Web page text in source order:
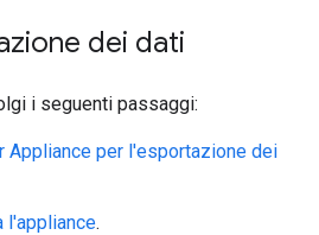
dei dati
i seguenti passaggi:
Appliance per l'esportazione dei
l'appliance.